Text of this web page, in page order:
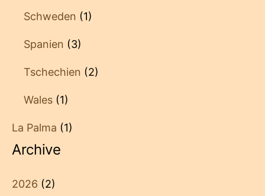
Schweden (1)
Spanien (3)
Tschechien (2)
Wales (1)
La Palma (1)
Archive
2026 (2)